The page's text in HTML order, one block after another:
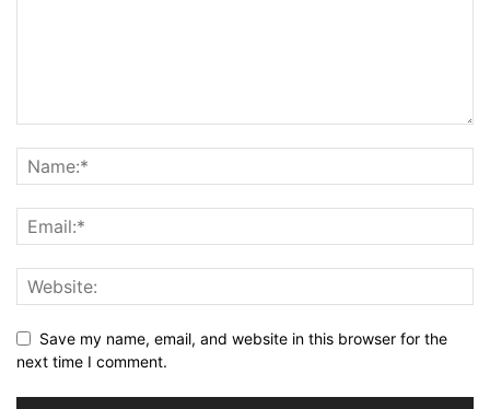
Save my name, email, and website in this browser for the
next time I comment.